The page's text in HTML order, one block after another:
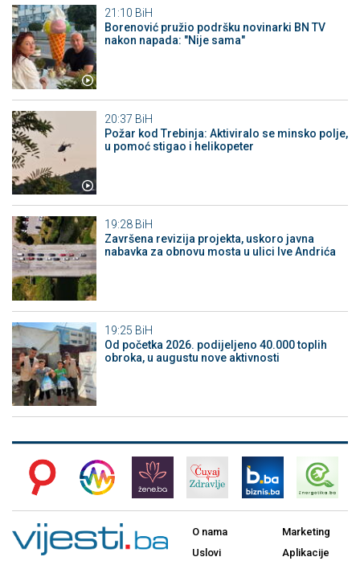
21:10 BiH
Borenović pružio podršku novinarki BN TV
nakon napada: "Nije sama"
20:37 BiH
Požar kod Trebinja: Aktiviralo se minsko polje,
u pomoć stigao i helikopeter
19:28 BiH
Završena revizija projekta, uskoro javna
nabavka za obnovu mosta u ulici Ive Andrića
19:25 BiH
Od početka 2026. podijeljeno 40.000 toplih
obroka, u augustu nove aktivnosti
O nama
Uslovi
Marketing
Aplikacije